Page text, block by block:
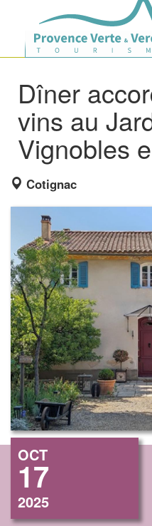
Dîner
vins au
Vignobles
Cotignac
OCT
17
2025